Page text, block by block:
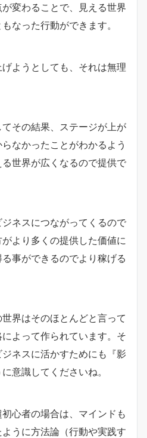
変わることで、見える世界
なった行動ができます。
ようとしても、それは無理
その結果、ステージが上が
なかったことがわかるよう
世界が広くなるので提供で
ネスにつながってくるので
より多くの提供した価値に
事ができるのでより稼げる
界はそのほとんどと言って
よって作られています。そ
ネスに活かすためにも『影
意識してくださいね。
心者の場合は、マインドも
うに方法論（行動や実践す